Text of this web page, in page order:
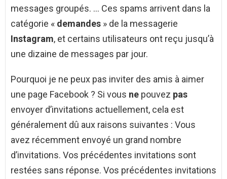
messages groupés. … Ces spams arrivent dans la
catégorie « demandes » de la messagerie
Instagram, et certains utilisateurs ont reçu jusqu’à
une dizaine de messages par jour.
Pourquoi je ne peux pas inviter des amis à aimer
une page Facebook ? Si vous ne pouvez pas
envoyer d’invitations actuellement, cela est
généralement dû aux raisons suivantes : Vous
avez récemment envoyé un grand nombre
d’invitations. Vos précédentes invitations sont
restées sans réponse. Vos précédentes invitations